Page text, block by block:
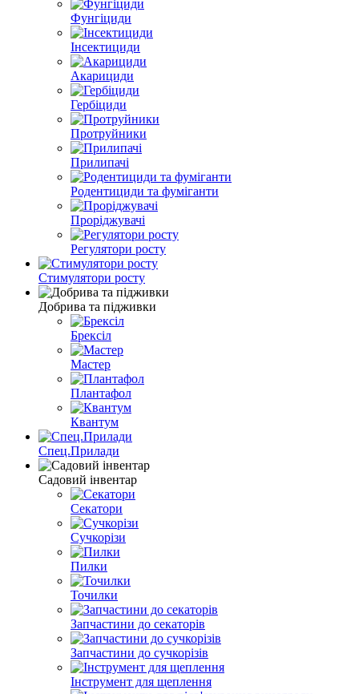
Фунгіциди
Інсектициди
Акарициди
Гербіциди
Протруйники
Прилипачі
Родентициди та фуміганти
Проріджувачі
Регулятори росту
Стимулятори росту
Добрива та підживки
Брексіл
Мастер
Плантафол
Квантум
Спец.Прилади
Садовий інвентар
Секатори
Сучкорізи
Пилки
Точилки
Запчастини до секаторів
Запчастини до сучкорізів
Інструмент для щеплення